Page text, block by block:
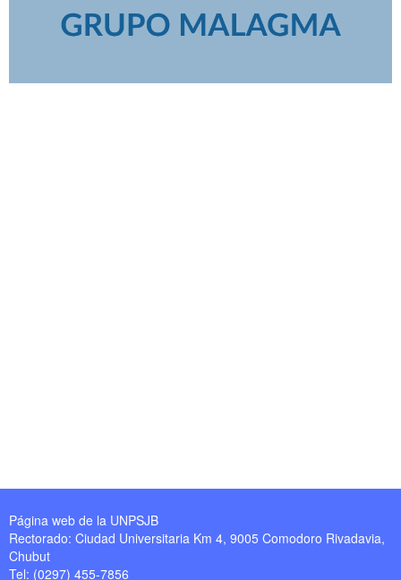
Página web de la UNPSJB
Rectorado: Ciudad Universitaria Km 4, 9005 Comodoro Rivadavia,
Chubut
Tel: (0297) 455-7856